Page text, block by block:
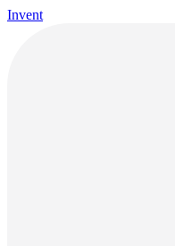
Invent